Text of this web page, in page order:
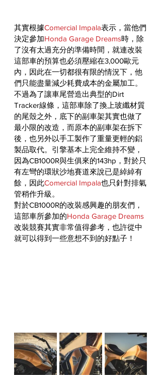
其實根據Comercial Impala表示，當他們
決定參加Honda Garage Dreams時，除
了沒有太過充分的準備時間，就連改裝
這部車的預算也必須壓縮在3,000歐元
內，因此在一切都很有限的情況下，他
們只能盡量減少耗費成本的金屬加工。
不過為了讓車尾營造出典型的Dirt
Tracker線條，這部車除了換上玻纖材質
的尾殼之外，底下的副車架其實也做了
最小限的改造，而原本的副車架在拆下
後，也另外以手工製作了重量更輕的鋁
製品取代。引擎基本上完全維持不變，
因為CB1000R與生俱來的143hp，對於只
有左彎的環狀沙地賽道來說已是綽綽有
餘，因此Comercial Impala也只針對排氣
管稍作升級。
對於CB1000R的改裝感興趣的朋友們，
這部車所參加的Honda Garage Dreams
改裝競賽其實非常值得參考，也許從中
就可以得到一些意想不到的好點子！